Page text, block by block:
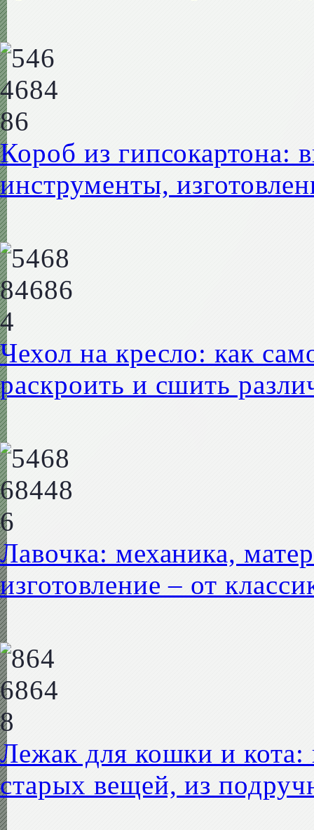
Короб из гипсокартона:
инструменты,
Чехол на кресло: как
раскроить и сшить
Лавочка: механика,
изготовление – от
Лежак для кошки и кота:
старых вещей, из